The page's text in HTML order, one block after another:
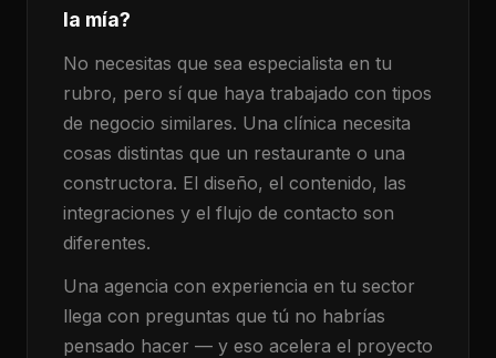
la mía?
No necesitas que sea especialista en tu
rubro, pero sí que haya trabajado con tipos
de negocio similares. Una clínica necesita
cosas distintas que un restaurante o una
constructora. El diseño, el contenido, las
integraciones y el flujo de contacto son
diferentes.
Una agencia con experiencia en tu sector
llega con preguntas que tú no habrías
pensado hacer — y eso acelera el proyecto